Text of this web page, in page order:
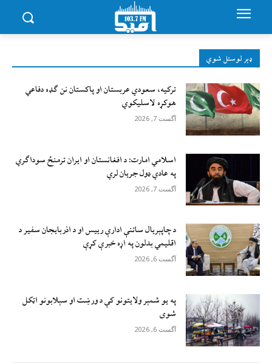
ډېر لوستل شوي
ترکیه، سعودي عربستان او پاکستان نن ګډه دفاعي
هوکړه لاسلیکوي
آگست 7, 2026
اسلامي امارت: د افغانستان او ایران ترمنځ سوداګري
په عادي ډول جریان لري
آگست 7, 2026
د چاپېریال ساتنې ادارې رییس او د اذربایجان سفیر د
اقلیمي بدلون په اړه خبرې کړې
آگست 6, 2026
په یو شمېر ولایتونو کې د ورښت او سېلابونو اټکل
شوی
آگست 6, 2026